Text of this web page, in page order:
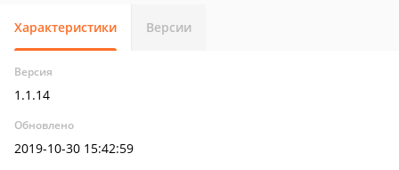
Характеристики Версии
Версия
1.1.14
Обновлено
2019-10-30 15:42:59